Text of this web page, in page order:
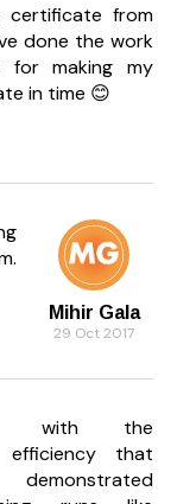
from
done the work
for making my
in time 😊
Mihir Gala
29 Oct 2017
with the
efficiency that